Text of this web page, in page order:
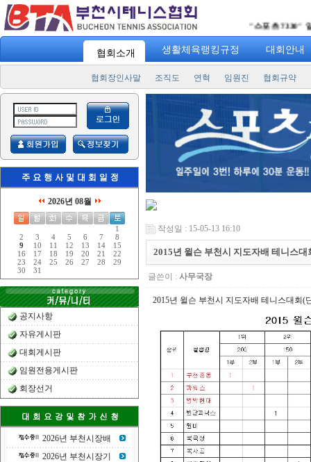
스포츠 7330" 일주일에
협회소개 생활체육랭킹규정 대회안내
협회장인사말 조직도 연혁 임원진 협회규약
2026년 08월
1
2
3 4 5 6 7
8
9
10 11 12 13 14
15
16
17 18 19 20 21
22
23
24 25 26 27 28
29
30
31
공지사항
자유게시판
대회게시판
임원전용게시판
회장선거
2026년 부천시장배
2026년 부천시장기
작성일 : 15-05-13 16:10
2015년 윌슨 부천시 지도자배 테니스
글쓴이 : 사무국장
2015년 윌슨 부천시 지도자배 테니스대회(